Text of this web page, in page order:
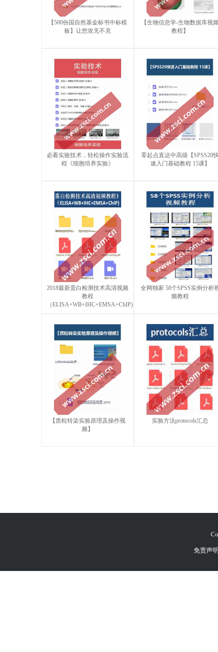
【500份国自然基金标书中标模
板】让您攻无不克
【生物信息学-生物数据库视
教程】
必看实验技术，轻松操作实验流
程《细胞培养实验》
零起点直达中高级【SPSS20
速入门基础教程 15课】
2018最新蛋白检测技术高清视频
教程
（ELISA+WB+IHC+EMSA+ChIP)
全网独家 58个SPSS实例分析
频教程
【质粒转染实验原理及操作视
频】
实验方法protocols汇总
免责声